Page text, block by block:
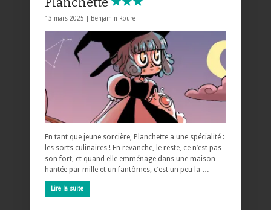
13 mars 2025 | Benjamin Roure
En tant que jeune sorcière, Planchette a une spécialité :
les sorts culinaires ! En revanche, le reste, ce n’est pas
son fort, et quand elle emménage dans une maison
hantée par mille et un fantômes, c’est un peu la …
Lire la suite